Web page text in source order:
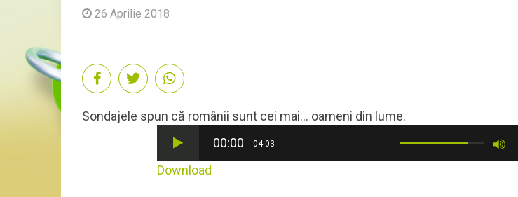
26 Aprilie 2018
Sondajele spun că românii sunt cei mai... oameni din lume.
00:00
-04:03
Download